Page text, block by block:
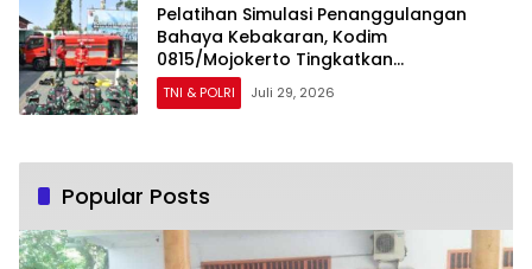
Pelatihan Simulasi Penanggulangan
Bahaya Kebakaran, Kodim
0815/Mojokerto Tingkatkan
Kesiapsiagaan Personel Hadapi Situasi
Darurat
TNI & POLRI Juli 29, 2026
Popular Posts